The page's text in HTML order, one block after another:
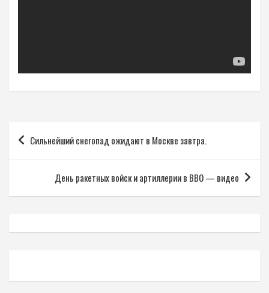
Навигация
по
записям
Сильнейший снегопад ожидают в Москве завтра.
День ракетных войск и артиллерии в ВВО — видео